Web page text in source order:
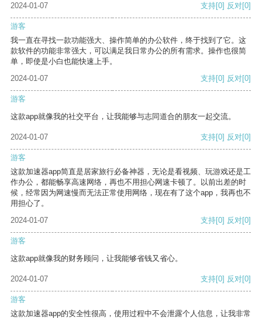
2024-01-07 支持[0] 反对[0]
游客
我一直在寻找一款功能强大、操作简单的办公软件，终于找到了它。这
款软件的功能非常强大，可以满足我日常办公的所有需求。操作也很简
单，即使是小白也能快速上手。
2024-01-07
支持[0] 反对[0]
游客
这款app就像我的社交平台，让我能够与志同道合的朋友一起交流。
2024-01-07 支持[0] 反对[0]
游客
这款加速器app简直是居家旅行必备神器，无论是看视频、玩游戏还是工
作办公，都能畅享高速网络，再也不用担心网速卡顿了。以前出差的时
候，经常因为网速慢而无法正常使用网络，现在有了这个app，我再也不
用担心了。
2024-01-07
支持[0] 反对[0]
游客
这款app就像我的财务顾问，让我能够省钱又省心。
2024-01-07 支持[0] 反对[0]
游客
这款加速器app的安全性很高，使用过程中不会泄露个人信息，让我非常